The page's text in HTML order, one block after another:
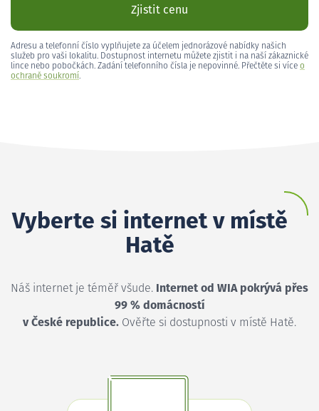
Zjistit cenu
Adresu a telefonní číslo vyplňujete za účelem jednorázové nabídky našich
služeb pro vaši lokalitu. Dostupnost internetu můžete zjistit i na naší zákaznické
lince nebo pobočkách. Zadání telefonního čísla je nepovinné. Přečtěte si více o
ochraně soukromí.
Vyberte si internet v místě
Hatě
Náš internet je téměř všude. Internet od WIA pokrývá přes
99 % domácností
v České republice. Ověřte si dostupnosti v místě Hatě.